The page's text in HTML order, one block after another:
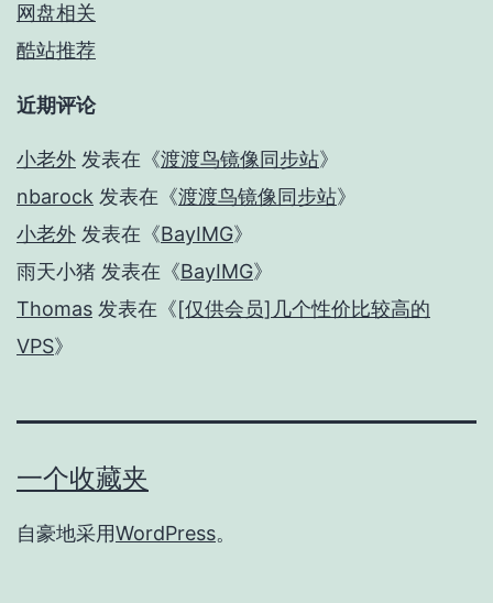
网盘相关
酷站推荐
近期评论
小老外 发表在《渡渡鸟镜像同步站》
nbarock 发表在《渡渡鸟镜像同步站》
小老外 发表在《BayIMG》
雨天小猪 发表在《BayIMG》
Thomas 发表在《[仅供会员]几个性价比较高的
VPS》
一个收藏夹
自豪地采用WordPress。